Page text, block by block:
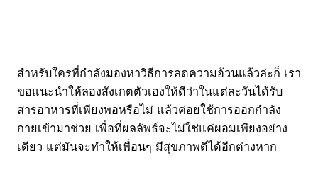
สำหรับใครที่กำลังมองหาวิธีการลดความอ้วนแล้วล่ะก็ เรา
ขอแนะนำให้ลองสังเกตตัวเองให้ดีว่าในแต่ละวันได้รับ
สารอาหารที่เพียงพอหรือไม่ แล้วค่อยใช้การออกกำลัง
กายเข้ามาช่วย เพื่อที่ผลลัพธ์จะไม่ใช่แค่ผอมเพียงอย่าง
เดียว แต่มันจะทำให้เพื่อนๆ มีสุขภาพดีได้อีกต่างหาก